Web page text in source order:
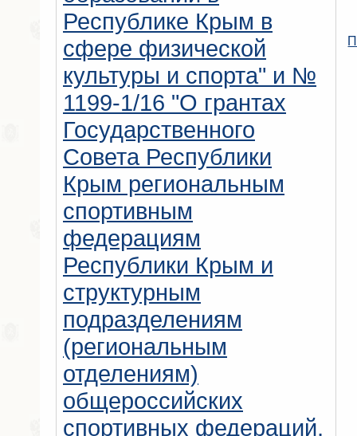
Республике Крым в
сфере физической
культуры и спорта" и №
1199-1/16 "О грантах
Государственного
Совета Республики
Крым региональным
спортивным
федерациям
Республики Крым и
структурным
подразделениям
(региональным
отделениям)
общероссийских
спортивных федераций,